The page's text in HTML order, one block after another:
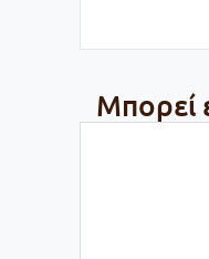
Μπορεί